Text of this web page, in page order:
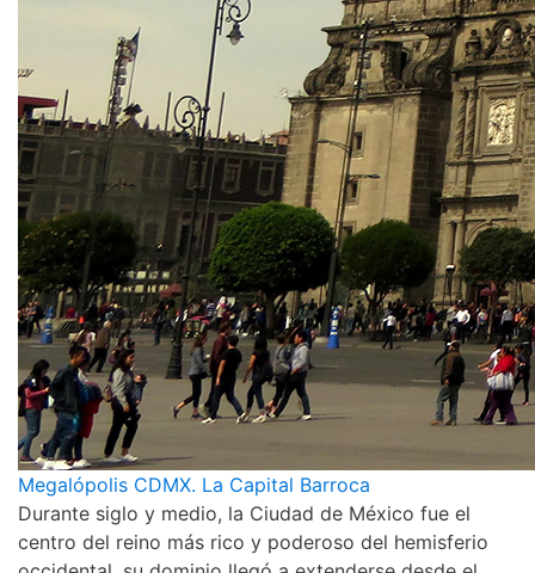
Megalópolis CDMX. La Capital Barroca
Durante siglo y medio, la Ciudad de México fue el
centro del reino más rico y poderoso del hemisferio